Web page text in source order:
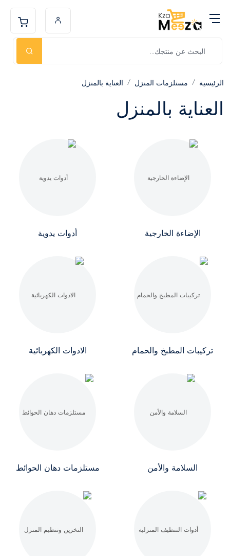
الرئيسية مستلزمات المنزل العناية بالمنزل
العناية بالمنزل
الإضاءة الخارجية أدوات يدوية
تركيبات المطبخ والحمام الادوات الكهربائية
السلامة والأمن مستلزمات دهان الحوائط